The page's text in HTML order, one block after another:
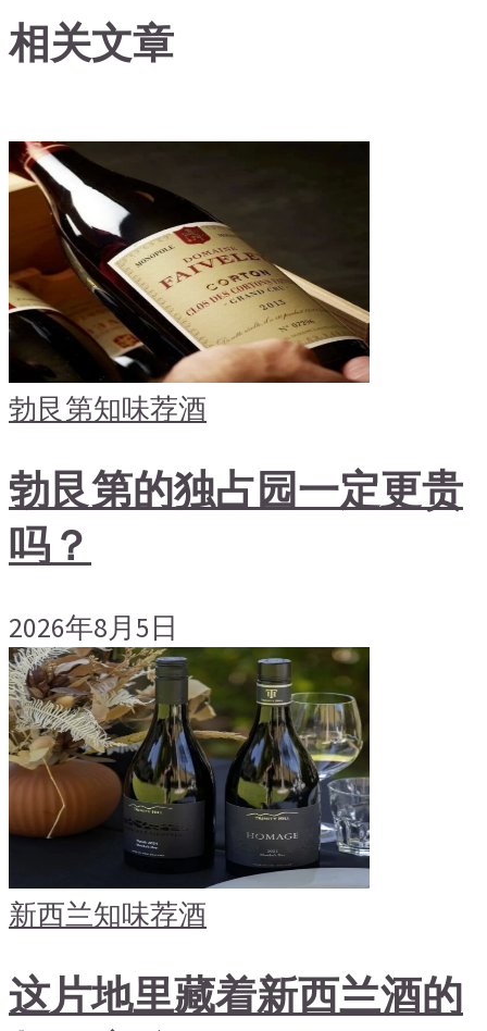
相关文章
勃艮第知味荐酒
勃艮第的独占园一定更贵
吗？
2026年8月5日
新西兰知味荐酒
这片地里藏着新西兰酒的